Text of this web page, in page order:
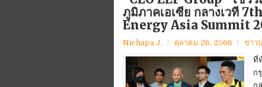
ภูมิภาคเอเซีย กลางเวที
Energy Asia Summit
Nichapa J. ตุลาคม 26, 2566 ข่าว
ที่
ก